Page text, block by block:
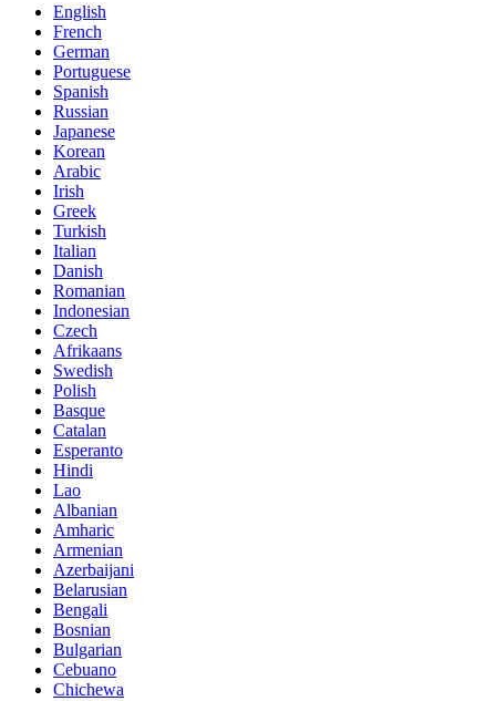
English
French
German
Portuguese
Spanish
Russian
Japanese
Korean
Arabic
Irish
Greek
Turkish
Italian
Danish
Romanian
Indonesian
Czech
Afrikaans
Swedish
Polish
Basque
Catalan
Esperanto
Hindi
Lao
Albanian
Amharic
Armenian
Azerbaijani
Belarusian
Bengali
Bosnian
Bulgarian
Cebuano
Chichewa